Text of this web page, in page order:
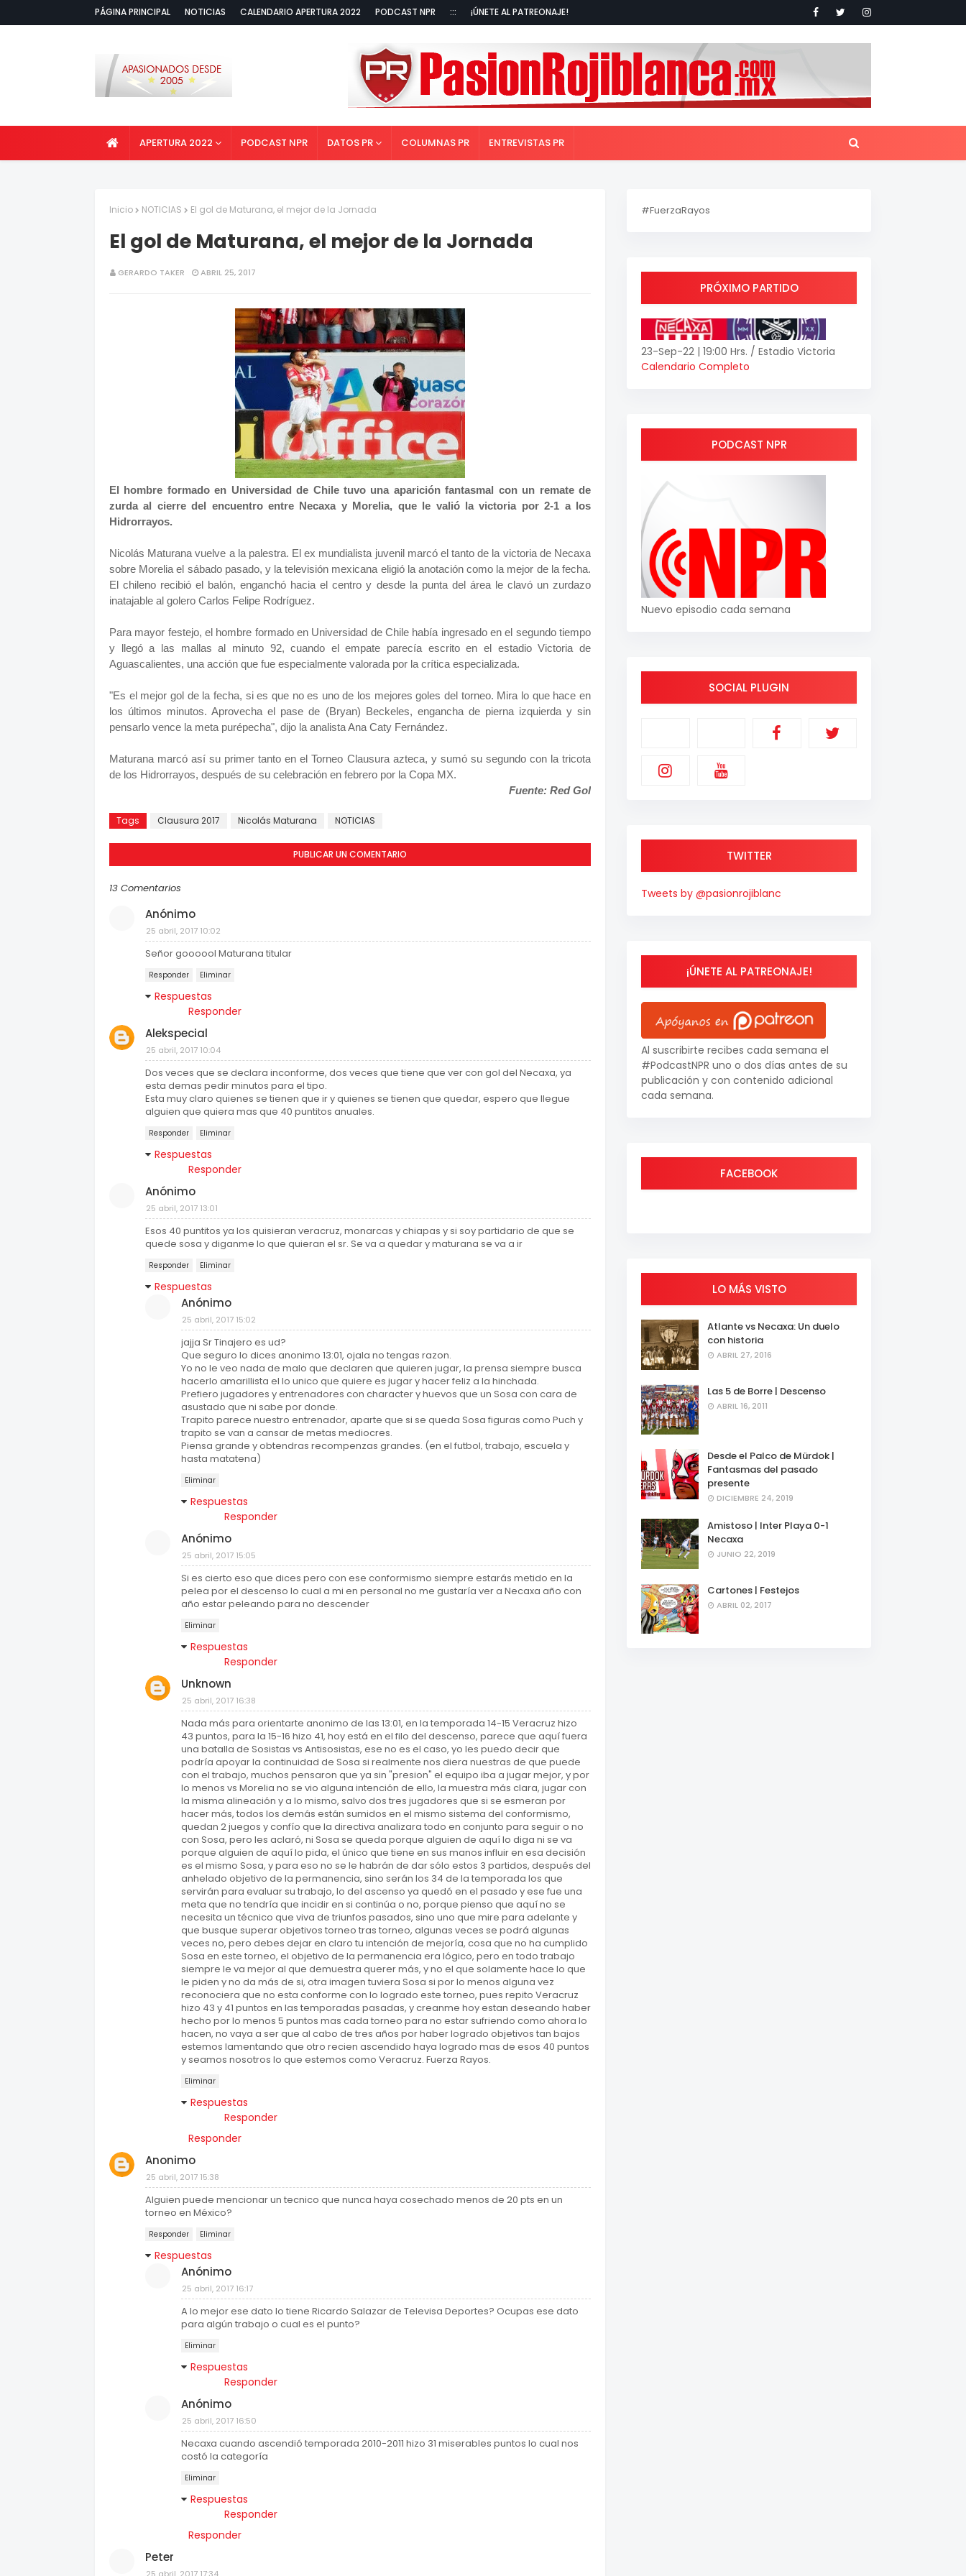
PÁGINA PRINCIPAL NOTICIAS CALENDARIO APERTURA 2022 PODCAST NPR ::: ¡ÚNETE AL PATREONAJE!
APERTURA 2022 PODCAST NPR DATOS PR COLUMNAS PR ENTREVISTAS PR
Inicio NOTICIAS El gol de Maturana, el mejor de la Jornada
El gol de Maturana, el mejor de la Jornada
GERARDO TAKER ABRIL 25, 2017
El hombre formado en Universidad de Chile tuvo una aparición fantasmal con un remate de
zurda al cierre del encuentro entre Necaxa y Morelia, que le valió la victoria por 2-1 a los
Hidrorrayos.
Nicolás Maturana vuelve a la palestra. El ex mundialista juvenil marcó el tanto de la victoria de Necaxa
sobre Morelia el sábado pasado, y la televisión mexicana eligió la anotación como la mejor de la fecha.
El chileno recibió el balón, enganchó hacia el centro y desde la punta del área le clavó un zurdazo
inatajable al golero Carlos Felipe Rodríguez.
Para mayor festejo, el hombre formado en Universidad de Chile había ingresado en el segundo tiempo
y llegó a las mallas al minuto 92, cuando el empate parecía escrito en el estadio Victoria de
Aguascalientes, una acción que fue especialmente valorada por la crítica especializada.
"Es el mejor gol de la fecha, si es que no es uno de los mejores goles del torneo. Mira lo que hace en
los últimos minutos. Aprovecha el pase de (Bryan) Beckeles, engancha de pierna izquierda y sin
pensarlo vence la meta purépecha", dijo la analista Ana Caty Fernández.
Maturana marcó así su primer tanto en el Torneo Clausura azteca, y sumó su segundo con la tricota
de los Hidrorrayos, después de su celebración en febrero por la Copa MX.
Fuente: Red Gol
Tags Clausura 2017 Nicolás Maturana NOTICIAS
PUBLICAR UN COMENTARIO
13 Comentarios
Anónimo
25 abril, 2017 10:02
Señor goooool Maturana titular
Responder Eliminar
Respuestas
Responder
Alekspecial
25 abril, 2017 10:04
Dos veces que se declara inconforme, dos veces que tiene que ver con gol del Necaxa, ya
esta demas pedir minutos para el tipo.
Esta muy claro quienes se tienen que ir y quienes se tienen que quedar, espero que llegue
alguien que quiera mas que 40 puntitos anuales.
Responder Eliminar
Respuestas
Responder
Anónimo
25 abril, 2017 13:01
Esos 40 puntitos ya los quisieran veracruz, monarcas y chiapas y si soy partidario de que se
quede sosa y diganme lo que quieran el sr. Se va a quedar y maturana se va a ir
Responder Eliminar
Respuestas
Anónimo
25 abril, 2017 15:02
jajja Sr Tinajero es ud?
Que seguro lo dices anonimo 13:01, ojala no tengas razon.
Yo no le veo nada de malo que declaren que quieren jugar, la prensa siempre busca
hacerlo amarillista el lo unico que quiere es jugar y hacer feliz a la hinchada.
Prefiero jugadores y entrenadores con character y huevos que un Sosa con cara de
asustado que ni sabe por donde.
Trapito parece nuestro entrenador, aparte que si se queda Sosa figuras como Puch y
trapito se van a cansar de metas mediocres.
Piensa grande y obtendras recompenzas grandes. (en el futbol, trabajo, escuela y
hasta matatena)
Eliminar
Respuestas
Responder
Anónimo
25 abril, 2017 15:05
Si es cierto eso que dices pero con ese conformismo siempre estarás metido en la
pelea por el descenso lo cual a mi en personal no me gustaría ver a Necaxa año con
año estar peleando para no descender
Eliminar
Respuestas
Responder
Unknown
25 abril, 2017 16:38
Nada más para orientarte anonimo de las 13:01, en la temporada 14-15 Veracruz hizo
43 puntos, para la 15-16 hizo 41, hoy está en el filo del descenso, parece que aquí fuera
una batalla de Sosistas vs Antisosistas, ese no es el caso, yo les puedo decir que
podría apoyar la continuidad de Sosa si realmente nos diera nuestras de que puede
con el trabajo, muchos pensaron que ya sin "presion" el equipo iba a jugar mejor, y por
lo menos vs Morelia no se vio alguna intención de ello, la muestra más clara, jugar con
la misma alineación y a lo mismo, salvo dos tres jugadores que si se esmeran por
hacer más, todos los demás están sumidos en el mismo sistema del conformismo,
quedan 2 juegos y confío que la directiva analizara todo en conjunto para seguir o no
con Sosa, pero les aclaró, ni Sosa se queda porque alguien de aquí lo diga ni se va
porque alguien de aquí lo pida, el único que tiene en sus manos influir en esa decisión
es el mismo Sosa, y para eso no se le habrán de dar sólo estos 3 partidos, después del
anhelado objetivo de la permanencia, sino serán los 34 de la temporada los que
servirán para evaluar su trabajo, lo del ascenso ya quedó en el pasado y ese fue una
meta que no tendría que incidir en si continúa o no, porque pienso que aquí no se
necesita un técnico que viva de triunfos pasados, sino uno que mire para adelante y
que busque superar objetivos torneo tras torneo, algunas veces se podrá algunas
veces no, pero debes dejar en claro tu intención de mejoría, cosa que no ha cumplido
Sosa en este torneo, el objetivo de la permanencia era lógico, pero en todo trabajo
siempre le va mejor al que demuestra querer más, y no el que solamente hace lo que
le piden y no da más de si, otra imagen tuviera Sosa si por lo menos alguna vez
reconociera que no esta conforme con lo logrado este torneo, pues repito Veracruz
hizo 43 y 41 puntos en las temporadas pasadas, y creanme hoy estan deseando haber
hecho por lo menos 5 puntos mas cada torneo para no estar sufriendo como ahora lo
hacen, no vaya a ser que al cabo de tres años por haber logrado objetivos tan bajos
estemos lamentando que otro recien ascendido haya logrado mas de esos 40 puntos
y seamos nosotros lo que estemos como Veracruz. Fuerza Rayos.
Eliminar
Respuestas
Responder
Responder
Anonimo
25 abril, 2017 15:38
Alguien puede mencionar un tecnico que nunca haya cosechado menos de 20 pts en un
torneo en México?
Responder Eliminar
Respuestas
Anónimo
25 abril, 2017 16:17
A lo mejor ese dato lo tiene Ricardo Salazar de Televisa Deportes? Ocupas ese dato
para algún trabajo o cual es el punto?
Eliminar
Respuestas
Responder
Anónimo
25 abril, 2017 16:50
Necaxa cuando ascendió temporada 2010-2011 hizo 31 miserables puntos lo cual nos
costó la categoría
Eliminar
Respuestas
Responder
Responder
Peter
#FuerzaRayos
PRÓXIMO PARTIDO
23-Sep-22 | 19:00 Hrs. / Estadio Victoria
Calendario Completo
PODCAST NPR
Nuevo episodio cada semana
SOCIAL PLUGIN
TWITTER
Tweets by @pasionrojiblanc
¡ÚNETE AL PATREONAJE!
Al suscribirte recibes cada semana el
#PodcastNPR uno o dos días antes de su
publicación y con contenido adicional
cada semana.
FACEBOOK
LO MÁS VISTO
Atlante vs Necaxa: Un duelo
con historia
ABRIL 27, 2016
Las 5 de Borre | Descenso
ABRIL 16, 2011
Desde el Palco de Mürdok |
Fantasmas del pasado
presente
DICIEMBRE 24, 2019
Amistoso | Inter Playa 0-1
Necaxa
JUNIO 22, 2019
Cartones | Festejos
ABRIL 02, 2017